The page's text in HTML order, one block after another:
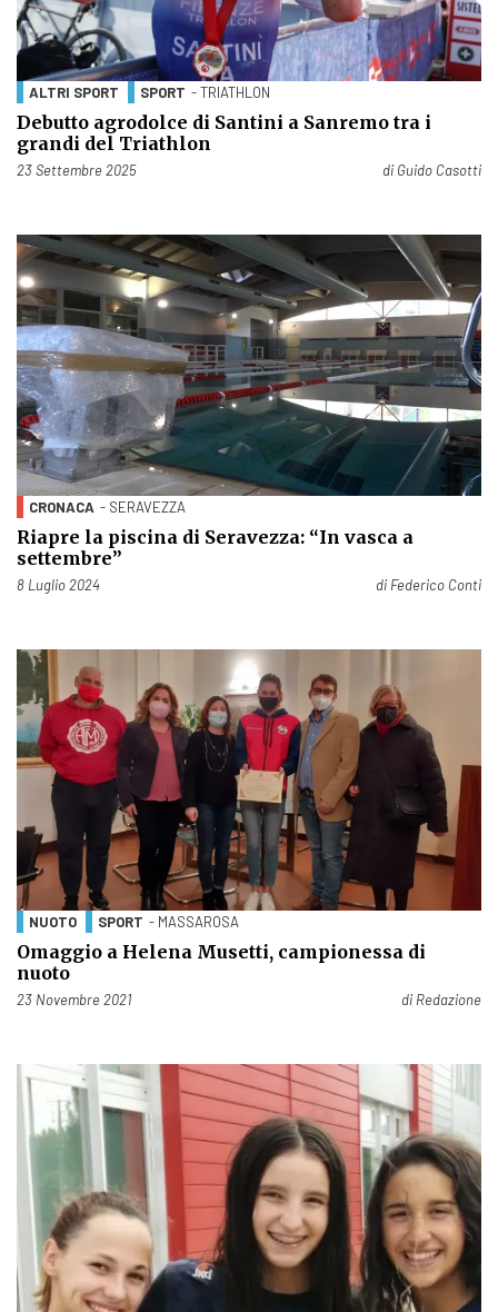
ALTRI SPORT SPORT - TRIATHLON
Debutto agrodolce di Santini a Sanremo tra i
grandi del Triathlon
Pubblicato il
23 Settembre 2025 di Guido Casotti
CRONACA - SERAVEZZA
Riapre la piscina di Seravezza: “In vasca a
settembre”
Pubblicato il
8 Luglio 2024 di Federico Conti
NUOTO SPORT - MASSAROSA
Omaggio a Helena Musetti, campionessa di
nuoto
Pubblicato il
23 Novembre 2021 di Redazione